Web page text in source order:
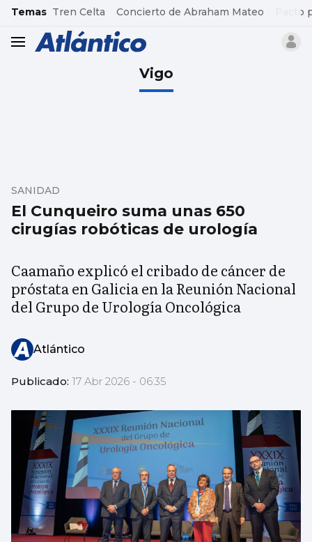
common.go-to-content
Temas Tren Celta Concierto de Abraham Mateo Pacto
header.menu.open
Vigo
El Cunqueiro suma unas 650
cirugías robóticas de urología
SANIDAD
Caamaño explicó el cribado de cáncer de
próstata en Galicia en la Reunión Nacional
del Grupo de Urología Oncológica
Atlántico
Publicado: 17 Abr 2026 - 06:35